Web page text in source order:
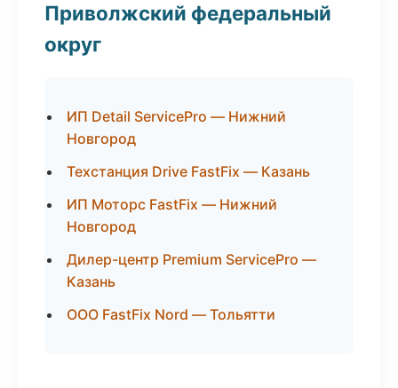
Приволжский федеральный
округ
ИП Detail ServicePro — Нижний
Новгород
Техстанция Drive FastFix — Казань
ИП Моторс FastFix — Нижний
Новгород
Дилер-центр Premium ServicePro —
Казань
ООО FastFix Nord — Тольятти